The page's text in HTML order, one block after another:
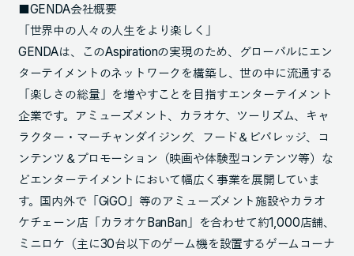
■GENDA会社概要
「世界中の人々の人生をより楽しく」
GENDAは、このAspirationの実現のため、グローバルにエン
ターテイメントのネットワークを構築し、世の中に流通する
「楽しさの総量」を増やすことを目指すエンターテイメント
企業です。アミューズメント、カラオケ、ツーリズム、キャ
ラクター・マーチャンダイジング、フード＆ビバレッジ、コ
ンテンツ＆プロモーション（映画や体験型コンテンツ等）な
どエンターテイメントにおいて幅広く事業を展開していま
す。国内外で「GiGO」等のアミューズメント施設やカラオ
ケチェーン店「カラオケBanBan」を合わせて約1,000店舗、
ミニロケ（主に30台以下のゲーム機を設置するゲームコーナ